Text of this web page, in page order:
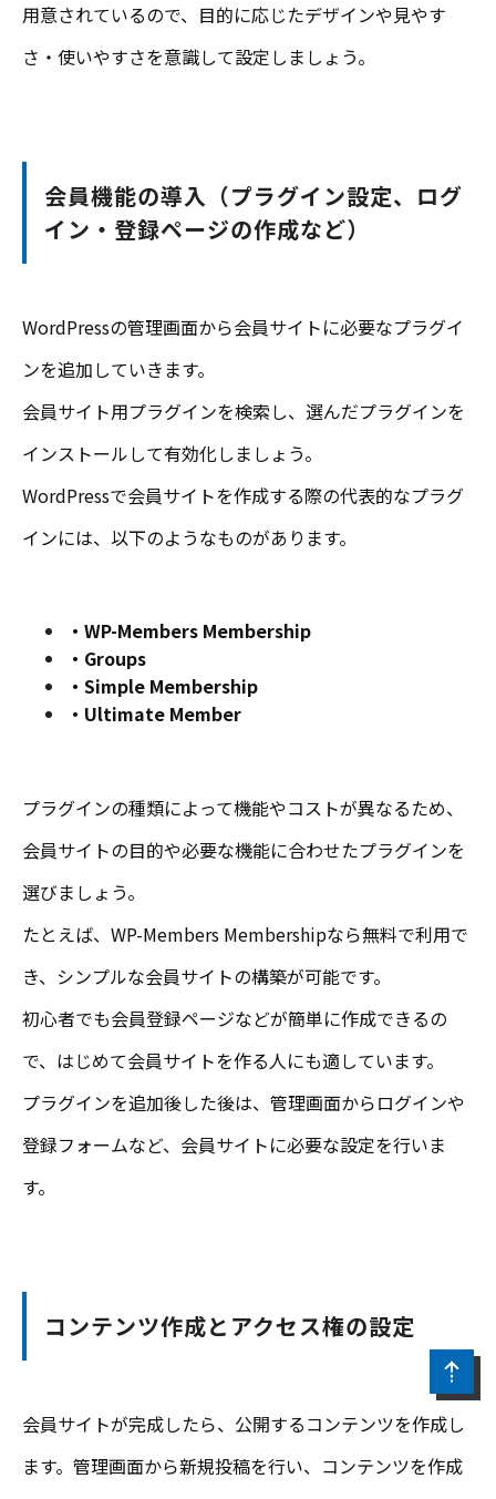
用意されているので、目的に応じたデザインや見やす
さ・使いやすさを意識して設定しましょう。
会員機能の導入（プラグイン設定、ログ
イン・登録ページの作成など）
WordPressの管理画面から会員サイトに必要なプラグイ
ンを追加していきます。
会員サイト用プラグインを検索し、選んだプラグインを
インストールして有効化しましょう。
WordPressで会員サイトを作成する際の代表的なプラグ
インには、以下のようなものがあります。
・WP-Members Membership
・Groups
・Simple Membership
・Ultimate Member
プラグインの種類によって機能やコストが異なるため、
会員サイトの目的や必要な機能に合わせたプラグインを
選びましょう。
たとえば、WP-Members Membershipなら無料で利用で
き、シンプルな会員サイトの構築が可能です。
初心者でも会員登録ページなどが簡単に作成できるの
で、はじめて会員サイトを作る人にも適しています。
プラグインを追加後した後は、管理画面からログインや
登録フォームなど、会員サイトに必要な設定を行いま
す。
コンテンツ作成とアクセス権の設定
会員サイトが完成したら、公開するコンテンツを作成し
ます。管理画面から新規投稿を行い、コンテンツを作成